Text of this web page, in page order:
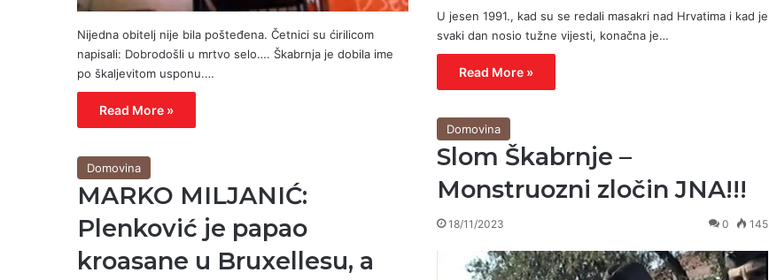
Nijedna obitelj nije bila pošteđena. Četnici su ćirilicom
napisali: Dobrodošli u mrtvo selo…. Škabrnja je dobila ime
po škaljevitom usponu.…
Read More »
U jesen 1991., kad su se redali masakri nad Hrvatima i kad je
svaki dan nosio tužne vijesti, konačna je…
Read More »
Domovina
Slom Škabrnje –
Monstruozni zločin JNA!!!
18/11/2023 0 145
Domovina
MARKO MILJANIĆ:
Plenković je papao
kroasane u Bruxellesu, a